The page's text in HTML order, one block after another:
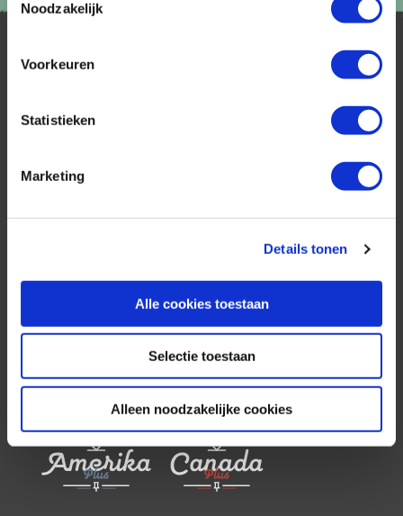
Noodzakelijk
Voorkeuren
Statistieken
Marketing
Details tonen
Alle cookies toestaan
Selectie toestaan
Alleen noodzakelijke cookies
AfrikaPlus is al 25 jaar toonaangevend op de
Nederlandse markt als reisspecialist. Ons
de scherpste prijs in combinatie met de beste
service. Naast een zeer ruim aanbod van
volledig op maat worden samengesteld.
Neem ook eens een kijkje bij onze
andere reisorganisaties: